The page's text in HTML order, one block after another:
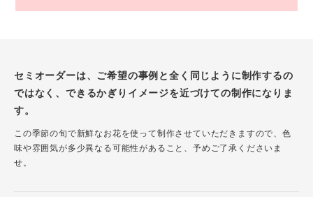
セミオーダーは、ご希望の事例と全く同じように制作するの
ではなく、できるかぎりイメージを近づけての制作になりま
す。
この季節の旬で新鮮なお花を使って制作させていただきますので、色
味や雰囲気が多少異なる可能性があること、予めご了承くださいま
せ。